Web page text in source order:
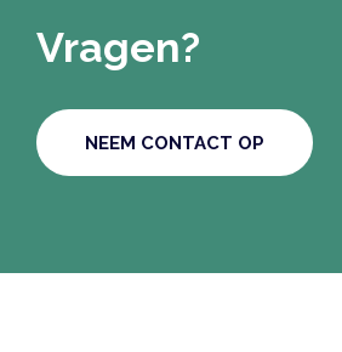
Vragen?
NEEM CONTACT OP